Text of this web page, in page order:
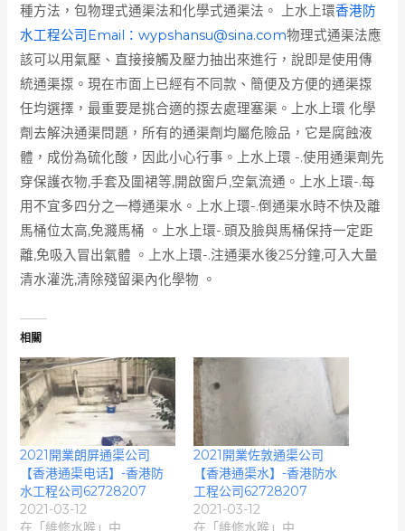
種方法，包物理式通渠法和化學式通渠法。 上水上環香港防
水工程公司Email：wypshansu@sina.com物理式通渠法應
該可以用氣壓、直接接觸及壓力抽出來進行，說即是使用傳
統通渠揼。現在市面上已經有不同款、簡便及方便的通渠揼
任均選擇，最重要是挑合適的揼去處理塞渠。上水上環 化學
劑去解決通渠問題，所有的通渠劑均屬危險品，它是腐蝕液
體，成份為硫化酸，因此小心行事。上水上環 -.使用通渠劑先
穿保護衣物,手套及圍裙等,開啟窗戶,空氣流通。上水上環-.每
用不宜多四分之一樽通渠水。上水上環-.倒通渠水時不快及離
馬桶位太高,免濺馬桶 。上水上環-.頭及臉與馬桶保持一定距
離,免吸入冒出氣體 。上水上環-.注通渠水後25分鐘,可入大量
清水灌洗,清除殘留渠內化學物 。
相關
2021開業朗屏通渠公司
【香港通渠电话】-香港防
水工程公司62728207
2021-03-12
在「維修水喉」中
2021開業佐敦通渠公司
【香港通渠水】-香港防水
工程公司62728207
2021-03-12
在「維修水喉」中